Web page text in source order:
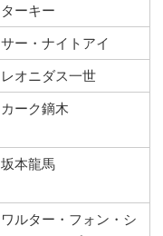
ターキー
サー・ナイトアイ
レオニダス一世
カーク鏑木
坂本龍馬
ワルター・フォン・シ